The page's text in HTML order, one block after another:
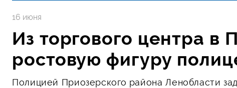
16 июня
Из торгового центра в
ростовую фигуру
Полицией Приозерского района Ленобласти